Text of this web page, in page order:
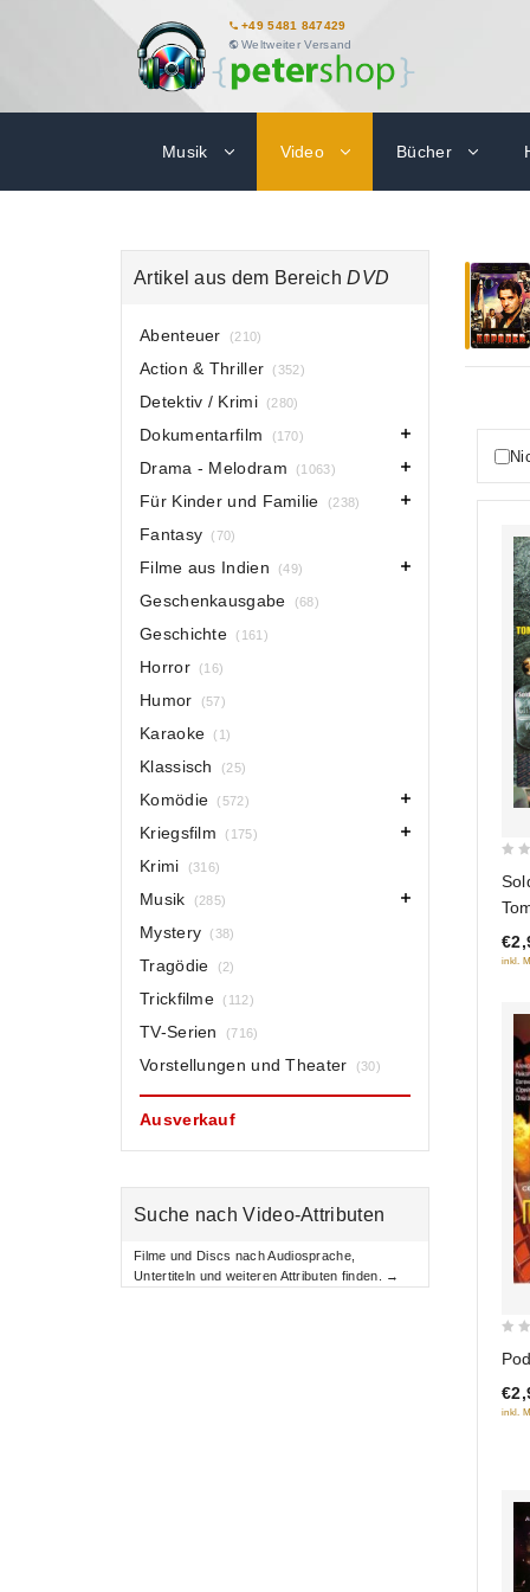
+49 5481 847429
Weltweiter Versand
Musik Video Bücher
of
5
inkl.
of
5
inkl.
Artikel aus dem BereichDVD
Abenteuer (210)
Action & Thriller (352)
Detektiv / Krimi (280)
Dokumentarfilm (170)
Drama - Melodram (1063)
Für Kinder und Familie (238)
Fantasy (70)
Filme aus Indien (49)
Geschenkausgabe (68)
Geschichte (161)
Horror (16)
Humor (57)
Karaoke (1)
Klassisch (25)
Komödie (572)
Kriegsfilm (175)
Krimi (316)
Musik (285)
Mystery (38)
Tragödie (2)
Trickfilme (112)
TV-Serien (716)
Vorstellungen und Theater (30)
Ausverkauf
Suche nach Video-Attributen
Filme und Discs nach Audiosprache,
Untertiteln und weiteren Attributen finden. →